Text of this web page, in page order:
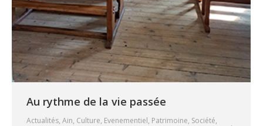
Au rythme de la vie passée
Actualités, Ain, Culture, Evenementiel, Patrimoine, Société,